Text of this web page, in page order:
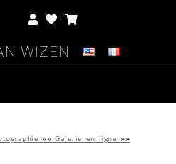
Wizen
»» Galerie en ligne »»